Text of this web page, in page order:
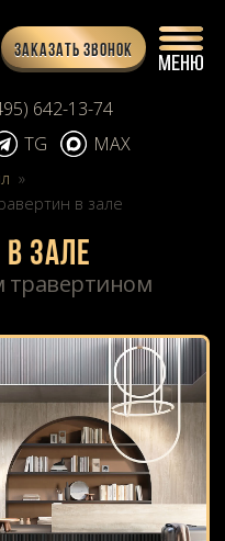
Заказать звонок
collection.ru
642-13-74
TG MAX
»
в зале
в зале
травертином